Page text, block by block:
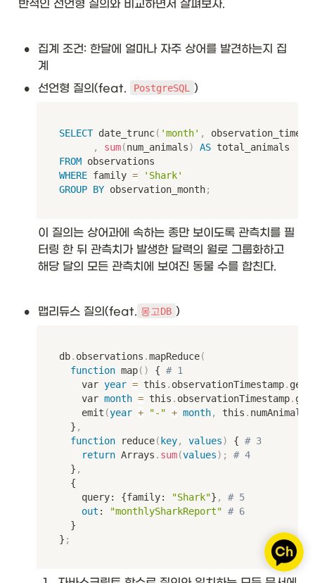
반적인 선언형 질의와 비교하면서 살펴보자.
•
집계 조건: 한달에 얼마나 자주 상어를 발견하는지 집
계
• 선언형 질의(feat. PostgreSQL )
SELECT date_trunc( 'month' ,
,
sum(num_animals) AS
FROM
WHERE family =
'Shark'
GROUP BY observation_month;
이 질의는 상어과에 속하는 종만 보이도록 관측치를 필
터링 한 뒤 관측치가 발생한 달력의 월로 그룹화하고
해당 달의 모든 관측치에 보여진 동물 수를 합친다.
• 맵리듀스 질의(feat. 몽고DB )
db. observations .mapReduce(
function map( ) { # 1
		var
year = this . observationTimestamp.
		var
month = this . observationTimestamp.
		emit
(year + "-" + month, this . numAnimals
	}
,
function reduce(key, values) { # 3
return Arrays . sum(values) ;
# 4
	}
,
		query: {family:
"Shark"} ,
# 5
out : "monthlySharkReport" # 6
} ;